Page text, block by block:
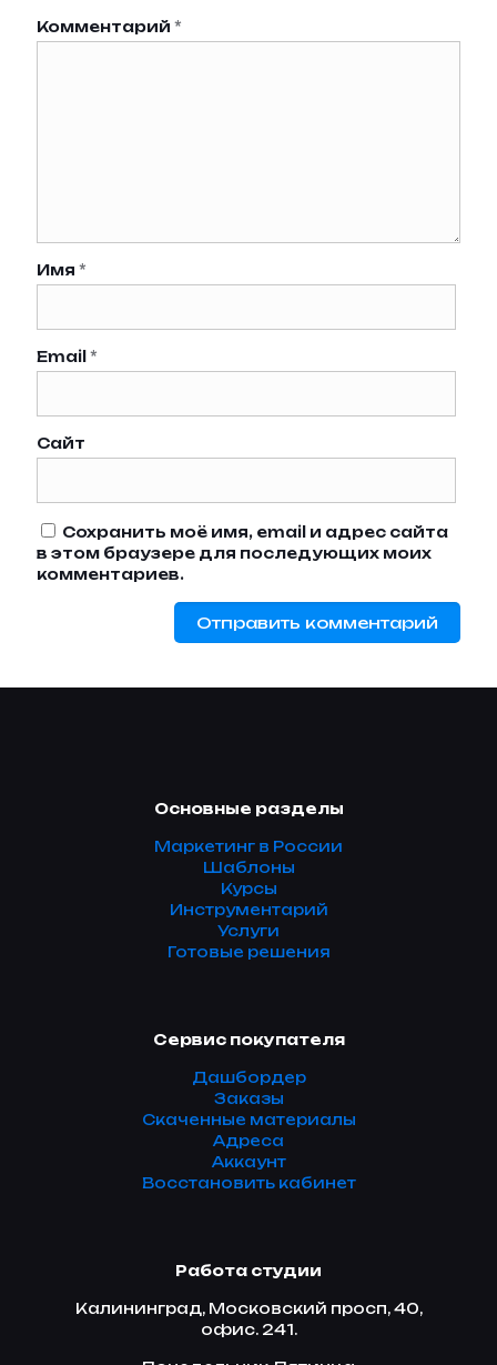
Комментарий *
Имя *
Email *
Сайт
Сохранить моё имя, email и адрес сайта
в этом браузере для последующих моих
комментариев.
Основные разделы
Маркетинг в России
Шаблоны
Курсы
Инструментарий
Услуги
Готовые решения
Сервис покупателя
Дашбордер
Заказы
Скаченные материалы
Адреса
Аккаунт
Восстановить кабинет
Работа студии
Калининград, Московский просп, 40,
офис. 241.